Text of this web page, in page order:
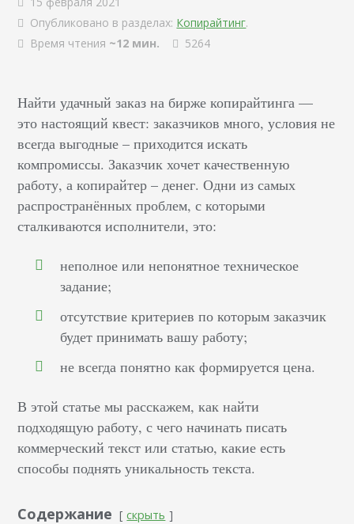
Опубликовано в разделах: Копирайтинг.
Время чтения ~12 мин. 5264
Найти удачный заказ на бирже копирайтинга —
это настоящий квест: заказчиков много, условия не
всегда выгодные – приходится искать
компромиссы. Заказчик хочет качественную
работу, а копирайтер – денег. Одни из самых
распространённых проблем, с которыми
сталкиваются исполнители, это:
неполное или непонятное техническое
задание;
отсутствие критериев по которым заказчик
будет принимать вашу работу;
не всегда понятно как формируется цена.
В этой статье мы расскажем, как найти
подходящую работу, с чего начинать писать
коммерческий текст или статью, какие есть
способы поднять уникальность текста.
Содержание скрыть